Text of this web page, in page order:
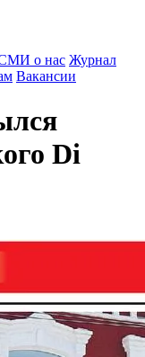
о нас Журнал
Вакансии
Di